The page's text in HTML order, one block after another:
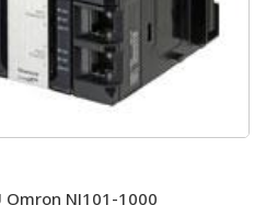
Omron NJ101-1000